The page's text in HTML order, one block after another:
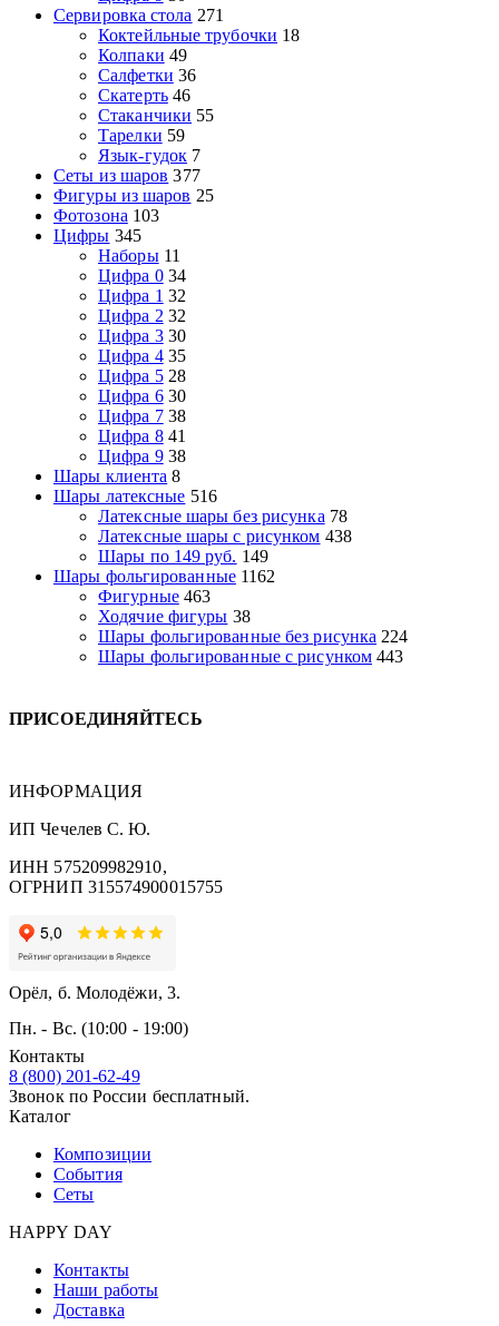
Сервировка стола 271
Коктейльные трубочки 18
Колпаки 49
Салфетки 36
Скатерть 46
Стаканчики 55
Тарелки 59
Язык-гудок 7
Сеты из шаров 377
Фигуры из шаров 25
Фотозона 103
Цифры 345
Наборы 11
Цифра 0 34
Цифра 1 32
Цифра 2 32
Цифра 3 30
Цифра 4 35
Цифра 5 28
Цифра 6 30
Цифра 7 38
Цифра 8 41
Цифра 9 38
Шары клиента 8
Шары латексные 516
Латексные шары без рисунка 78
Латексные шары с рисунком 438
Шары по 149 руб. 149
Шары фольгированные 1162
Фигурные 463
Ходячие фигуры 38
Шары фольгированные без рисунка 224
Шары фольгированные с рисунком 443
ПРИСОЕДИНЯЙТЕСЬ
ИНФОРМАЦИЯ
ИП Чечелев С. Ю.
ИНН 575209982910,
ОГРНИП 315574900015755
Орёл, б. Молодёжи, 3.
Пн. - Вс. (10:00 - 19:00)
Контакты
8 (800) 201-62-49
Звонок по России бесплатный.
Каталог
Композиции
События
Сеты
HAPPY DAY
Контакты
Наши работы
Доставка